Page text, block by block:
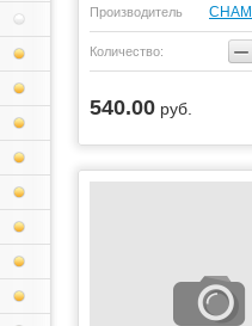
Производитель
Количество: −
540.00 руб.